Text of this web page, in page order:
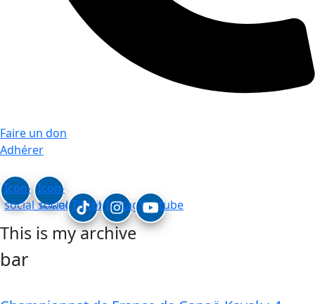
Faire un don
Adhérer
Icon-
social_linkedin
Icon-
social_facebook
TiktokInstagramYoutube
This is my archive
bar